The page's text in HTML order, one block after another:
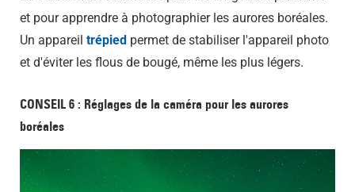
et pour apprendre à photographier les aurores boréales.
Un appareil trépied permet de stabiliser l'appareil photo
et d'éviter les flous de bougé, même les plus légers.
CONSEIL 6 : Réglages de la caméra pour les aurores
boréales